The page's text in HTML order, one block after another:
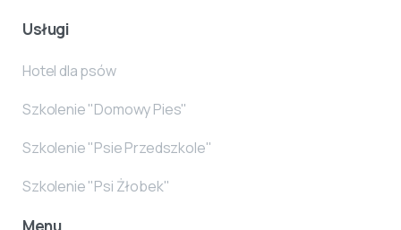
Usługi
Hotel dla psów
Szkolenie "Domowy Pies"
Szkolenie "Psie Przedszkole"
Szkolenie "Psi Żłobek"